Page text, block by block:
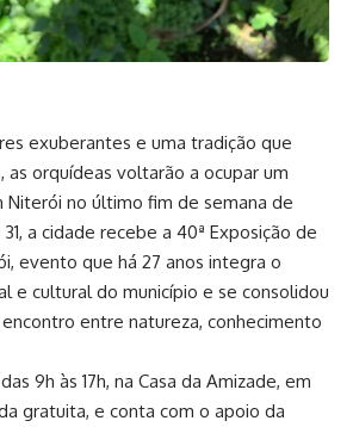
exuberantes e uma tradição que
as orquídeas voltarão a ocupar um
Niterói no último fim de semana de
a cidade recebe a 40ª Exposição de
evento que há 27 anos integra o
e cultural do município e se consolidou
entre natureza, conhecimento
9h às 17h, na Casa da Amizade, em
gratuita, e conta com o apoio da